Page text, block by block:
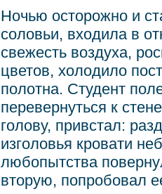
Ночью осторожно и
соловьи, входила в
свежесть воздуха,
цветов, холодило
полотна. Студент
перевернуться к
голову, привстал:
изголовья кровати
любопытства
вторую, попробовал